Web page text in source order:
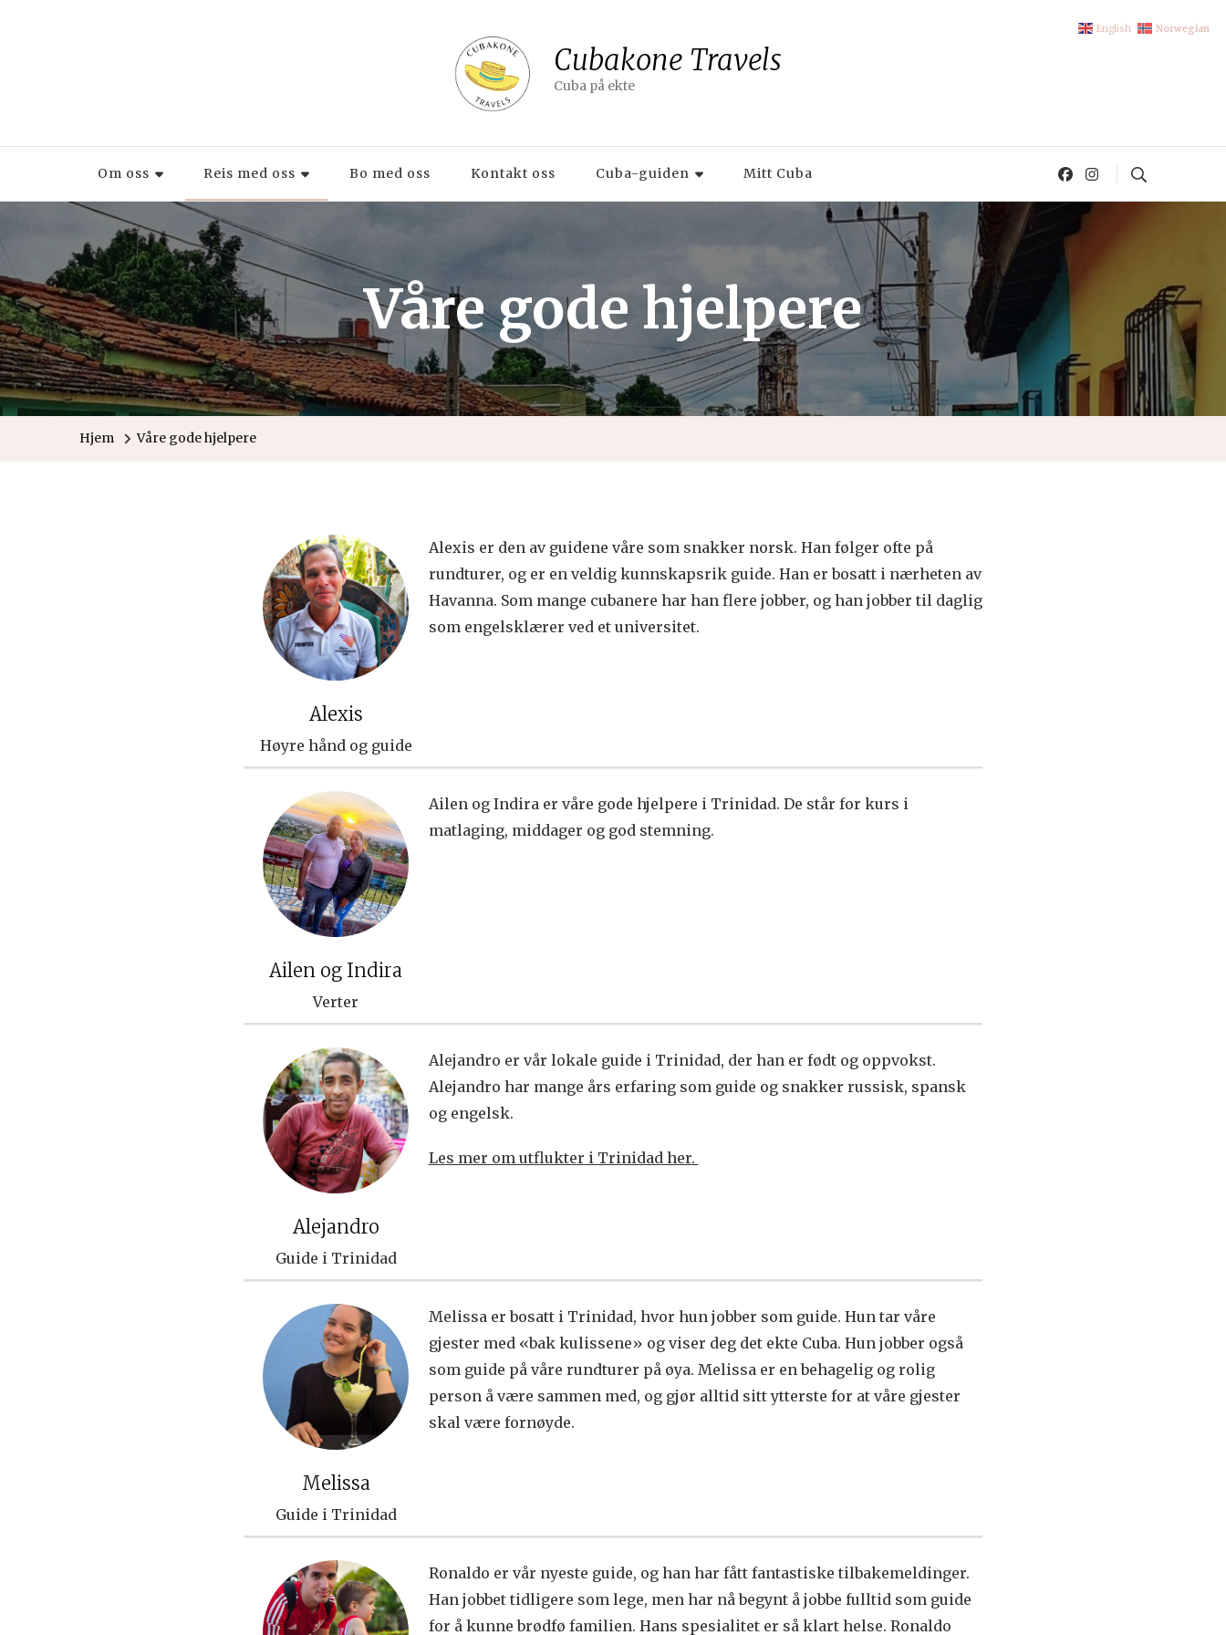
Cubakone Travels
Cuba på ekte
Om oss Reis med oss Bo med oss Kontakt oss Cuba-guiden Mitt Cuba
Våre gode hjelpere
Hjem Våre gode hjelpere
Alexis
Høyre hånd og guide
Alexis er den av guidene våre som snakker norsk. Han følger ofte på
rundturer, og er en veldig kunnskapsrik guide. Han er bosatt i nærheten av
Havanna. Som mange cubanere har han flere jobber, og han jobber til daglig
som engelsklærer ved et universitet.
Ailen og Indira
Verter
Ailen og Indira er våre gode hjelpere i Trinidad. De står for kurs i
matlaging, middager og god stemning.
Alejandro
Guide i Trinidad
Alejandro er vår lokale guide i Trinidad, der han er født og oppvokst.
Alejandro har mange års erfaring som guide og snakker russisk, spansk
og engelsk.
Les mer om utflukter i Trinidad her.
Melissa
Guide i Trinidad
Melissa er bosatt i Trinidad, hvor hun jobber som guide. Hun tar våre
gjester med «bak kulissene» og viser deg det ekte Cuba. Hun jobber også
som guide på våre rundturer på øya. Melissa er en behagelig og rolig
person å være sammen med, og gjør alltid sitt ytterste for at våre gjester
skal være fornøyde.
Ronaldo er vår nyeste guide, og han har fått fantastiske tilbakemeldinger.
Han jobbet tidligere som lege, men har nå begynt å jobbe fulltid som guide
for å kunne brødfø familien. Hans spesialitet er så klart helse. Ronaldo
English Norwegian